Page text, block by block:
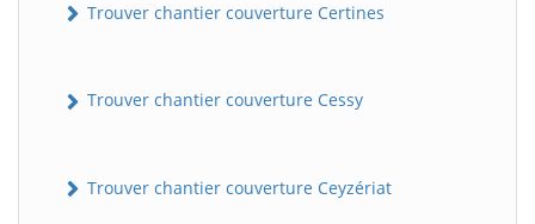
Trouver chantier couverture Certines
Trouver chantier couverture Cessy
Trouver chantier couverture Ceyzériat